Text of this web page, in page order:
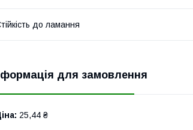
до ламання
для замовлення
25,44 ₴